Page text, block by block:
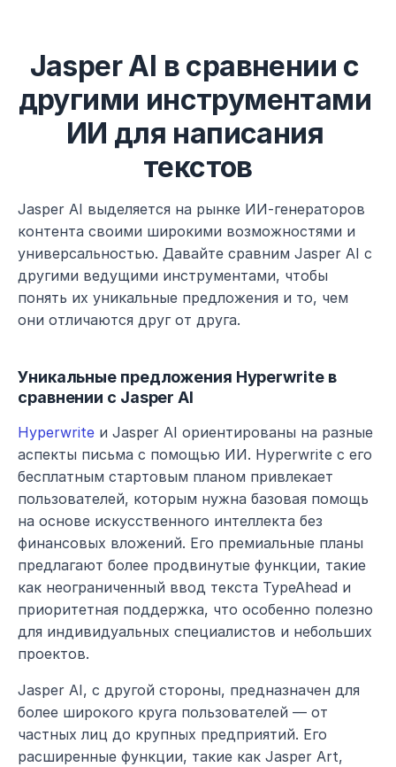
Jasper AI в сравнении с
другими инструментами
ИИ для написания
текстов
Jasper AI выделяется на рынке ИИ-генераторов
контента своими широкими возможностями и
универсальностью. Давайте сравним Jasper AI с
другими ведущими инструментами, чтобы
понять их уникальные предложения и то, чем
они отличаются друг от друга.
Уникальные предложения Hyperwrite в
сравнении с Jasper AI
Hyperwrite и Jasper AI ориентированы на разные
аспекты письма с помощью ИИ. Hyperwrite с его
бесплатным стартовым планом привлекает
пользователей, которым нужна базовая помощь
на основе искусственного интеллекта без
финансовых вложений. Его премиальные планы
предлагают более продвинутые функции, такие
как неограниченный ввод текста TypeAhead и
приоритетная поддержка, что особенно полезно
для индивидуальных специалистов и небольших
проектов.
Jasper AI, с другой стороны, предназначен для
более широкого круга пользователей — от
частных лиц до крупных предприятий. Его
расширенные функции, такие как Jasper Art,